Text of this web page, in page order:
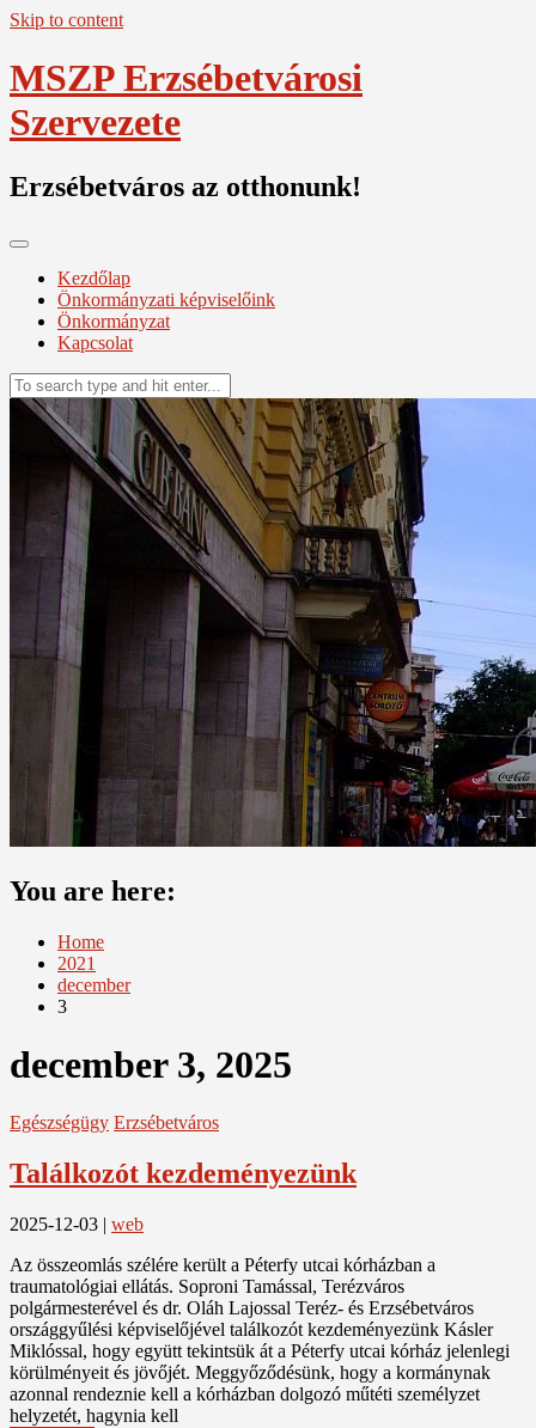
Skip to content
MSZP Erzsébetvárosi
Szervezete
Erzsébetváros az otthonunk!
Kezdőlap
Önkormányzati képviselőink
Önkormányzat
Kapcsolat
You are here:
Home
2021
december
3
december 3, 2025
Egészségügy Erzsébetváros
Találkozót kezdeményezünk
2025-12-03 | web
Az összeomlás szélére került a Péterfy utcai kórházban a
traumatológiai ellátás. Soproni Tamással, Terézváros
polgármesterével és dr. Oláh Lajossal Teréz- és Erzsébetváros
országgyűlési képviselőjével találkozót kezdeményezünk Kásler
Miklóssal, hogy együtt tekintsük át a Péterfy utcai kórház jelenlegi
körülményeit és jövőjét. Meggyőződésünk, hogy a kormánynak
azonnal rendeznie kell a kórházban dolgozó műtéti személyzet
helyzetét, hagynia kell